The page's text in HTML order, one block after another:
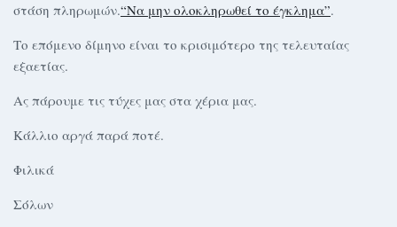
στάση πληρωμών.“Να μην ολοκληρωθεί το έγκλημα”.
Το επόμενο δίμηνο είναι το κρισιμότερο της τελευταίας
εξαετίας.
Ας πάρουμε τις τύχες μας στα χέρια μας.
Κάλλιο αργά παρά ποτέ.
Φιλικά
Σόλων